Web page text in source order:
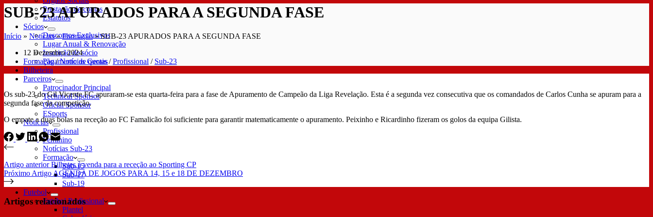
Prestação de contas
Estatutos
Sócios
Descontos Exclusivos
Lugar Anual & Renovação
Inscrição de sócio
Pagamento de quotas
Bilheteira
Parceiros
Patrocinador Principal
Technical Sponsor
Oficial Sponsor
ESports
Notícias
Profissional
Feminino
Notícias Sub-23
Formação
Sub-15
Sub-17
Sub-19
Futebol
Futebol Profissional
Plantel
SUB-23 APURADOS PARA A SEGUNDA FASE
Início » Notícias»Formação»SUB-23 APURADOS PARA A SEGUNDA FASE
12 Dezembro 2024
Formação/Notícias Gerais/Profissional / Sub-23
Os sub-23 do Gil Vicente FC apuraram-se esta quarta-feira para a fase de Apuramento de Campeão da Liga Revelação. Esta é a segunda vez consecutiva que os comandados de Carlos Cunha se apuram para a
segunda fase da competição.
O empate a duas bolas na receção ao FC Famalicão foi suficiente para garantir matematicamente o apuramento. Peixinho e Ricardinho fizeram os golos da equipa Gilista.
Artigo anteriorBilhetes à venda para a receção ao Sporting CP
Próximo Artigo AGENDA DE JOGOS PARA 14, 15 e 18 DE DEZEMBRO
Artigos relacionados